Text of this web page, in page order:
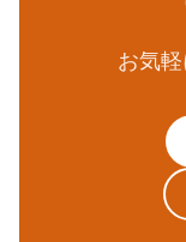
お気